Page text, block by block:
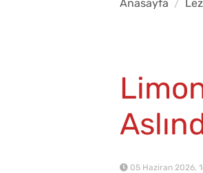
Anasayfa
05 Haziran 2026,